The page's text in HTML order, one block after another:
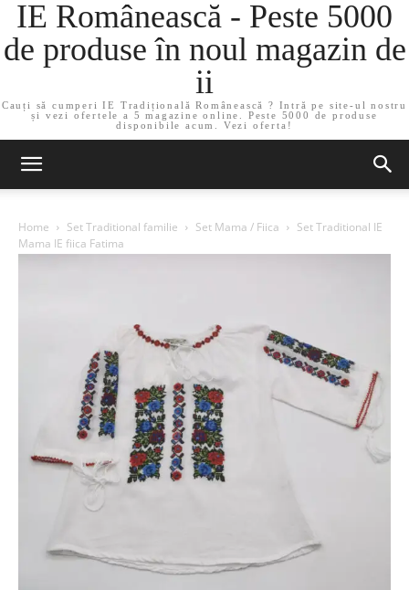
IE Românească - Peste 5000
de produse în noul magazin de
ii
Cauți să cumperi IE Tradițională Românească ? Intră pe site-ul nostru
și vezi ofertele a 5 magazine online. Peste 5000 de produse
disponibile acum. Vezi oferta!
Home Set Traditional familie Set Mama / Fiica
Set Traditional IE
Mama IE fiica Fatima